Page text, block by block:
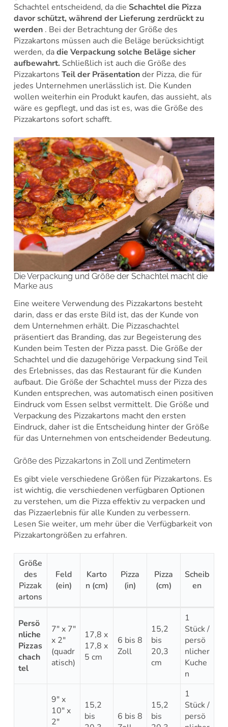
Schachtel entscheidend, da die Schachtel die Pizza
davor schützt, während der Lieferung zerdrückt zu
werden. Bei der Betrachtung der Größe des
Pizzakartons müssen auch die Beläge berücksichtigt
werden, dadie Verpackung solche Beläge sicher
aufbewahrt. Schließlich ist auch die Größe des
Pizzakartons Teil der Präsentationder Pizza, die für
jedes Unternehmen unerlässlich ist. Die Kunden
wollen weiterhin ein Produkt kaufen, das aussieht, als
wäre es gepflegt, und das ist es, was die Größe des
Pizzakartons sofort schafft.
Die Verpackung und Größe der Schachtel macht die
Marke aus
Eine weitere Verwendung des Pizzakartons besteht
darin, dass er das erste Bild ist, das der Kunde von
dem Unternehmen erhält. Die Pizzaschachtel
präsentiert das Branding, das zur Begeisterung des
Kunden beim Testen der Pizza passt. Die Größe der
Schachtel und die dazugehörige Verpackung sind Teil
des Erlebnisses, das das Restaurant für die Kunden
aufbaut. Die Größe der Schachtel muss der Pizza des
Kunden entsprechen, was automatisch einen positiven
Eindruck vom Essen selbst vermittelt. Die Größe und
Verpackung des Pizzakartons macht den ersten
Eindruck, daher ist die Entscheidung hinter der Größe
für das Unternehmen von entscheidender Bedeutung.
Größe des Pizzakartons in Zoll und Zentimetern
Es gibt viele verschiedene Größen für Pizzakartons. Es
ist wichtig, die verschiedenen verfügbaren Optionen
zu verstehen, um die Pizza effektiv zu verpacken und
das Pizzaerlebnis für alle Kunden zu verbessern.
Lesen Sie weiter, um mehr über die Verfügbarkeit von
Pizzakartongrößen zu erfahren.
Größe
des
Pizzak
artons
Feld
(ein)
Karto
n (cm)
Pizza
(in)
Pizza
(cm)
Scheib
en
Persö
nliche
Pizzas
chach
tel
7″ x 7″
x 2″
(quadr
atisch)
17,8 x
17,8 x
5 cm
6 bis 8
Zoll
15,2
bis
20,3
cm
1
Stück /
persö
nlicher
Kuche
n
9″ x
10″ x
2″
15,2
bis
6 bis 8
15,2
bis
1
Stück /
persö